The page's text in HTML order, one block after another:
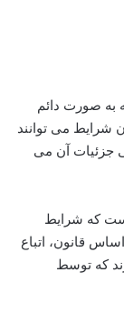
صورت دائم
شرایط می توانند
جزئیات آن می
که شرایط
قانون، اتباع
که توسط